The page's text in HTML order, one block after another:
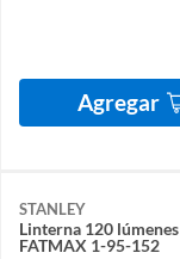
Agregar
STANLEY
Linterna 120 lúmenes
FATMAX 1-95-152